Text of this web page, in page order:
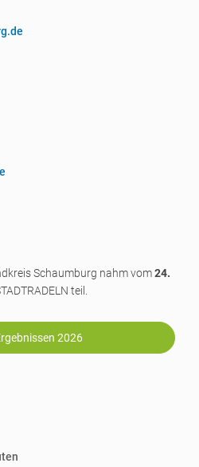
Schaumburg nahm vom24.
teil.
2026